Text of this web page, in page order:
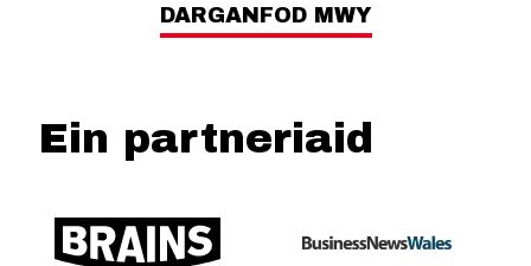
DARGANFOD MWY
Ein partneriaid